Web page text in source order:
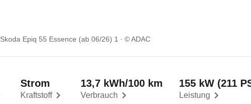
Skoda Epiq 55 Essence (ab 06/26) 1 © ADAC
Kraftstoff
Strom
Verbrauch
13,7 kWh/100 km
Leistung
155 kW (211